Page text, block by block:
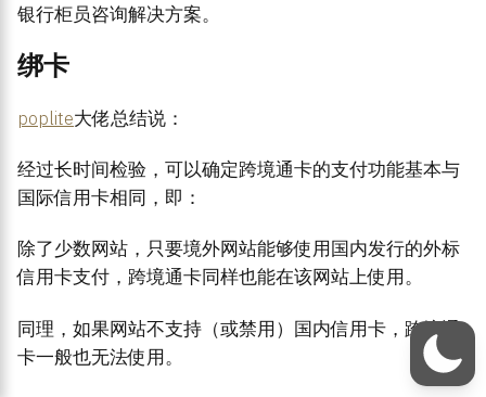
银行柜员咨询解决方案。
绑卡
poplite大佬总结说：
经过长时间检验，可以确定跨境通卡的支付功能基本与
国际信用卡相同，即：
除了少数网站，只要境外网站能够使用国内发行的外标
信用卡支付，跨境通卡同样也能在该网站上使用。
同理，如果网站不支持（或禁用）国内信用卡，跨境通
卡一般也无法使用。